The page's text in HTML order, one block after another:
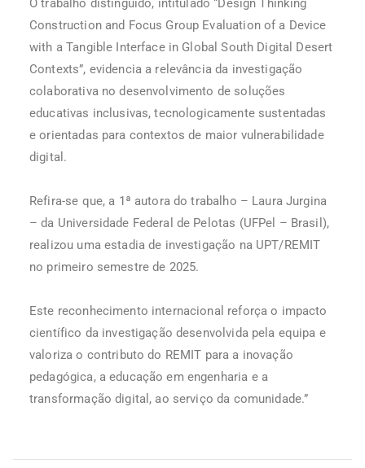
O trabalho distinguido, intitulado “Design Thinking
Construction and Focus Group Evaluation of a Device
with a Tangible Interface in Global South Digital Desert
Contexts”, evidencia a relevância da investigação
colaborativa no desenvolvimento de soluções
educativas inclusivas, tecnologicamente sustentadas
e orientadas para contextos de maior vulnerabilidade
digital.
Refira-se que, a 1ª autora do trabalho – Laura Jurgina
– da Universidade Federal de Pelotas (UFPel – Brasil),
realizou uma estadia de investigação na UPT/REMIT
no primeiro semestre de 2025.
Este reconhecimento internacional reforça o impacto
científico da investigação desenvolvida pela equipa e
valoriza o contributo do REMIT para a inovação
pedagógica, a educação em engenharia e a
transformação digital, ao serviço da comunidade.”